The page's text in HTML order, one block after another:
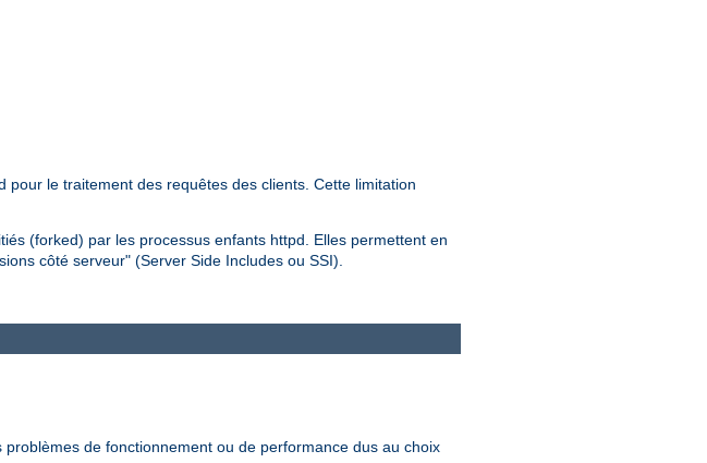
le traitement des requêtes des clients. Cette limitation
(forked) par les processus enfants httpd. Elles permettent en
côté serveur" (Server Side Includes ou SSI).
de fonctionnement ou de performance dus au choix